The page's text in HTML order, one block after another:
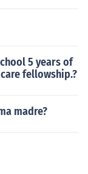
5 years of
fellowship.?
madre?